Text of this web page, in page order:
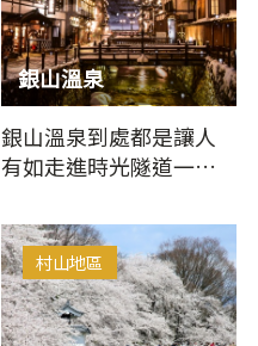
銀山溫泉
銀山溫泉到處都是讓人
有如走進時光隧道一般
岸木造溫泉旅館林立，
傍晚時瓦…
村山地區